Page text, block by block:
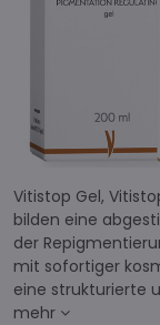
Vitistop Gel,
bilden eine
der
mit sofortiger
eine strukturierte
mehr